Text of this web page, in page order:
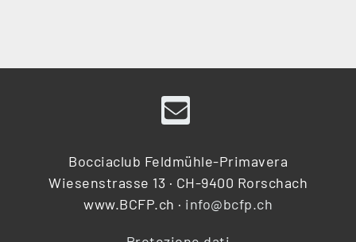
Bocciaclub Feldmühle-Primavera
Wiesenstrasse 13 · CH-9400 Rorschach
www.BCFP.ch · info@bcfp.ch